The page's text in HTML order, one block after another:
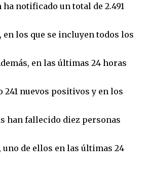
notificado un total de 2.491
en los que se incluyen todos los
en las últimas 24 horas
241 nuevos positivos y en los
han fallecido diez personas
de ellos en las últimas 24